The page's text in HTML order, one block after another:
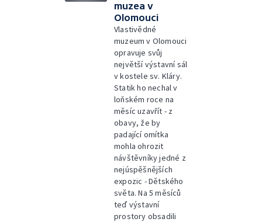
muzea v
Olomouci
Vlastivědné
muzeum v Olomouci
opravuje svůj
největší výstavní sál
v kostele sv. Kláry.
Statik ho nechal v
loňském roce na
měsíc uzavřít - z
obavy, že by
padající omítka
mohla ohrozit
návštěvníky jedné z
nejúspěšnějších
expozic - Dětského
světa. Na 5 měsíců
teď výstavní
prostory obsadili